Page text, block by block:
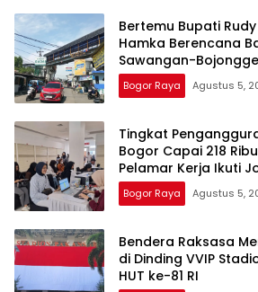
Bertemu Bupati
Hamka Berencana
Sawangan-
Bogor Raya Agustus 5,
Tingkat
Bogor Capai 218
Pelamar Kerja Ikuti
Bogor Raya Agustus 5,
Bendera Raksasa
di Dinding VVIP
HUT ke-81 RI